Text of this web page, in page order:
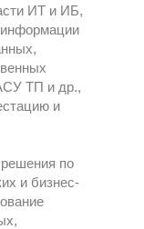
ИТ и ИБ,
информации
ТП и др.,
и
по
и бизнес-